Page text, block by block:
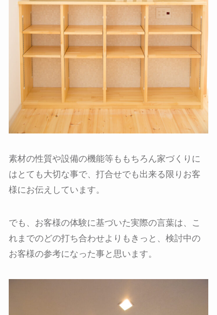
素材の性質や設備の機能等ももちろん家づくりに
はとても大切な事で、打合せでも出来る限りお客
様にお伝えしています。
でも、お客様の体験に基づいた実際の言葉は、こ
れまでのどの打ち合わせよりもきっと、検討中の
お客様の参考になった事と思います。